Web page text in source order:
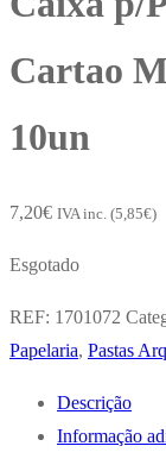
Cartao
10un
7,20€ IVA inc. (5,85€)
Esgotado
REF: 1701072
Papelaria, Pastas
Descrição
Informação